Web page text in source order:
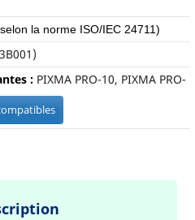
la norme ISO/IEC 24711)
: PIXMA PRO-10, PIXMA PRO-